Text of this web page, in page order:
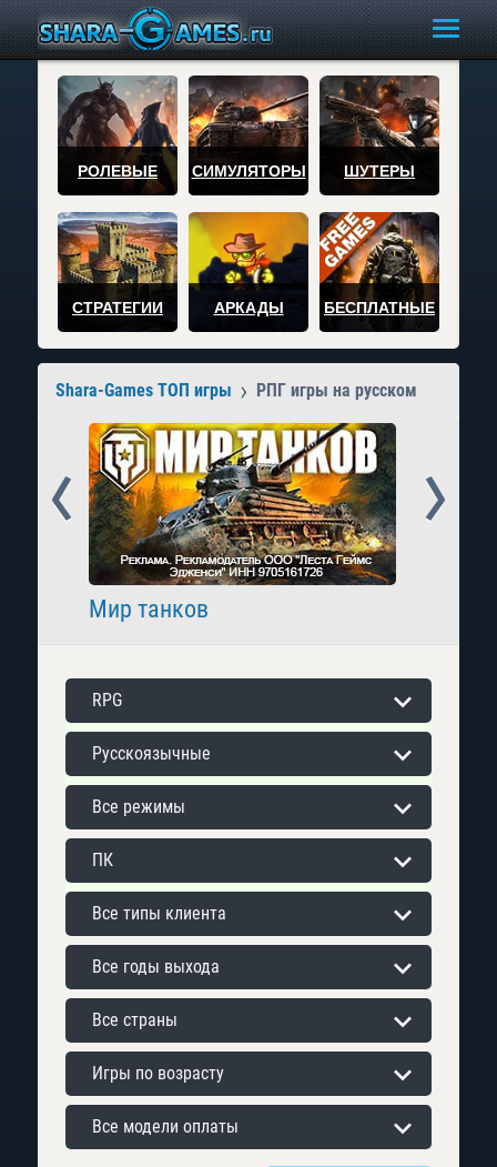
РОЛЕВЫЕ СИМУЛЯТОРЫ ШУТЕРЫ
СТРАТЕГИИ АРКАДЫ БЕСПЛАТНЫЕ
Shara-Games ТОП игры РПГ игры на русском
Мир танков
Prev
RPG
Русскоязычные
Все режимы
ПК
Все типы клиента
Все годы выхода
Все страны
Игры по возрасту
Все модели оплаты